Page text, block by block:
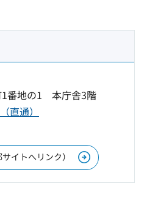
1番地の1 本庁舎3階
直通）
イトへリンク）